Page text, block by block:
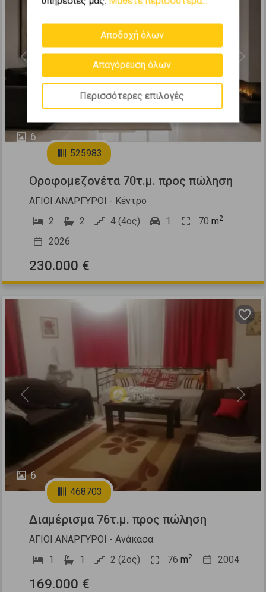
6
Previous Next
525983
Οροφομεζονέτα 70τ.μ. προς πώληση
ΑΓΙΟΙ ΑΝΑΡΓΥΡΟΙ - Κέντρο
2
2 4 (4ος) 1 70 m2
2026
230.000 €
6
Previous Next
468703
Διαμέρισμα 76τ.μ. προς πώληση
ΑΓΙΟΙ ΑΝΑΡΓΥΡΟΙ - Ανάκασα
1
1 2 (2ος) 76 m2 2004
169.000 €
Αποδοχή όλων
Απαγόρευση όλων
Περισσότερες επιλογές